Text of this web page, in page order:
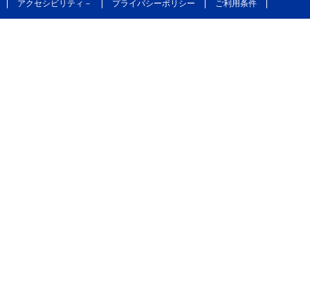
アクセシビリティ－ プライバシーポリシー ご利用条件